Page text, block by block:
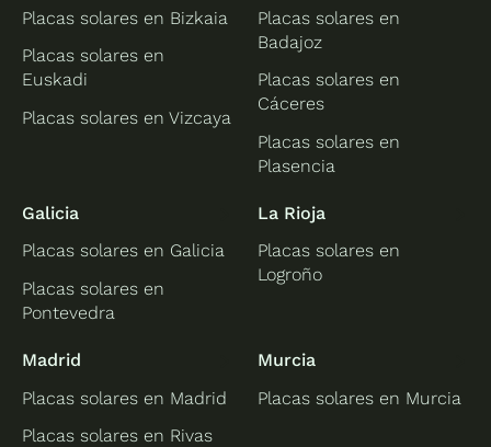
Placas solares en Bizkaia
Placas solares en
Euskadi
Placas solares en Vizcaya
Placas solares en
Badajoz
Placas solares en
Cáceres
Placas solares en
Plasencia
Galicia
Placas solares en Galicia
Placas solares en
Pontevedra
La Rioja
Placas solares en
Logroño
Madrid
Placas solares en Madrid
Placas solares en Rivas
Murcia
Placas solares en Murcia